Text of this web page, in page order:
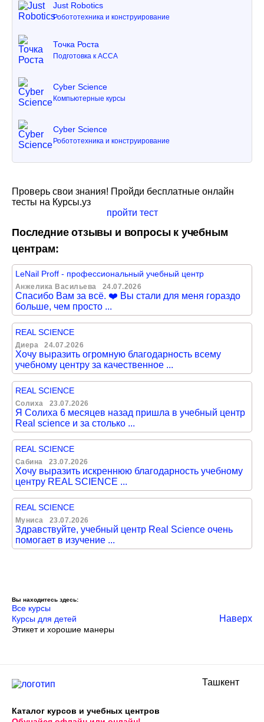
Just Robotics
Робототехника и конструирование
Точка Роста
Подготовка к ACCA
Cyber Science
Компьютерные курсы
Cyber Science
Робототехника и конструирование
Проверь свои знания! Пройди бесплатные онлайн
тесты на Курсы.уз
пройти тест
Последние отзывы и вопросы к учебным
центрам:
LeNail Proff - профессиональный учебный центр
Анжелика Васильева 24.07.2026
Спасибо Вам за всё. ❤️ Вы стали для меня гораздо
больше, чем просто ...
REAL SCIENCE
Диера 24.07.2026
Хочу выразить огромную благодарность всему
учебному центру за качественное ...
REAL SCIENCE
Солиха 23.07.2026
Я Солиха 6 месяцев назад пришла в учебный центр
Real science и за столько ...
REAL SCIENCE
Сабина 23.07.2026
Хочу выразить искреннюю благодарность учебному
центру REAL SCIENCE ...
REAL SCIENCE
Муниса 23.07.2026
Здравствуйте, учебный центр Real Science очень
помогает в изучение ...
Вы находитесь здесь:
Все курсы
Курсы для детей
Этикет и хорошие манеры
Наверх
Ташкент
Каталог курсов и учебных центров